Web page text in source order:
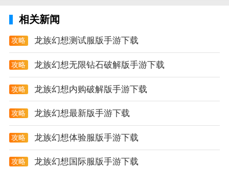
相关新闻
攻略 龙族幻想测试服版手游下载
攻略 龙族幻想无限钻石破解版手游下载
攻略 龙族幻想内购破解版手游下载
攻略 龙族幻想最新版手游下载
攻略 龙族幻想体验服版手游下载
攻略 龙族幻想国际服版手游下载